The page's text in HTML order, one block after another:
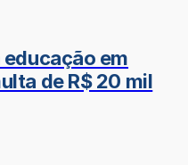
em
de R$ 20 mil